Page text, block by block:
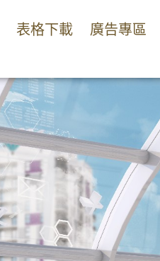
表格下載 廣告專區